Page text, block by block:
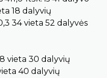
18 dalyvių
34 vieta 52 dalyvės
vieta 30 dalyvių
40 dalyvių